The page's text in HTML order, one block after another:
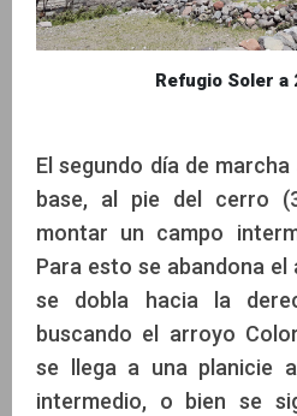
Refugio Soler a
El segundo día de
base, al pie del cerro
montar un campo
Para esto se abandona
se dobla hacia la
buscando el arroyo
se llega a una planicie
intermedio, o bien se